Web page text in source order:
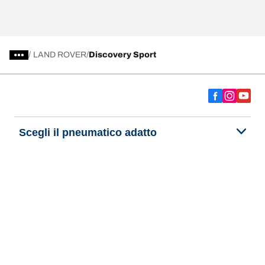
/ LAND ROVER Discovery Sport
Scegli il pneumatico adatto